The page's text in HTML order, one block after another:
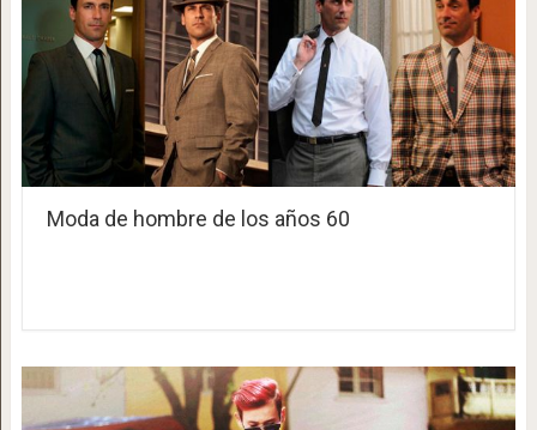
Moda de hombre de los años 60